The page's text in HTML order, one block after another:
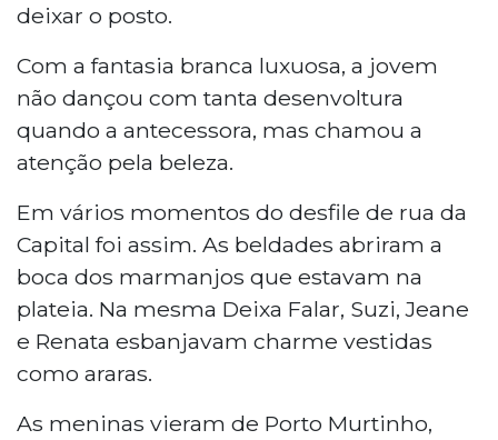
deixar o posto.
Com a fantasia branca luxuosa, a jovem
não dançou com tanta desenvoltura
quando a antecessora, mas chamou a
atenção pela beleza.
Em vários momentos do desfile de rua da
Capital foi assim. As beldades abriram a
boca dos marmanjos que estavam na
plateia. Na mesma Deixa Falar, Suzi, Jeane
e Renata esbanjavam charme vestidas
como araras.
As meninas vieram de Porto Murtinho,